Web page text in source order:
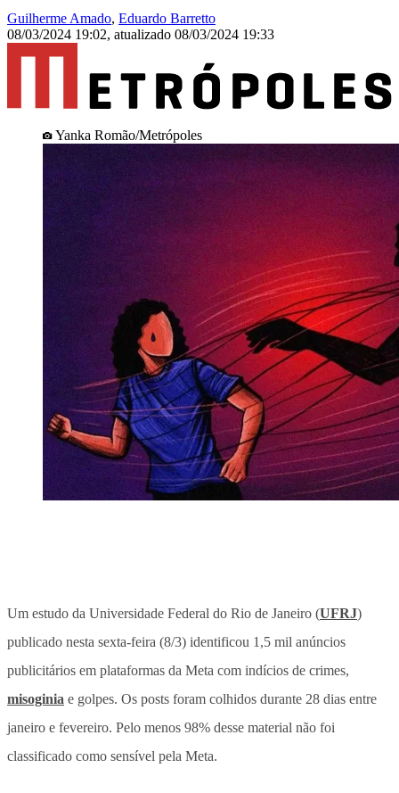
Guilherme Amado, Eduardo Barretto
08/03/2024 19:02, atualizado 08/03/2024 19:33
Yanka Romão/Metrópoles
Um estudo da Universidade Federal do Rio de Janeiro (UFRJ)
publicado nesta sexta-feira (8/3) identificou 1,5 mil anúncios
publicitários em plataformas da Meta com indícios de crimes,
misoginia e golpes. Os posts foram colhidos durante 28 dias entre
janeiro e fevereiro. Pelo menos 98% desse material não foi
classificado como sensível pela Meta.